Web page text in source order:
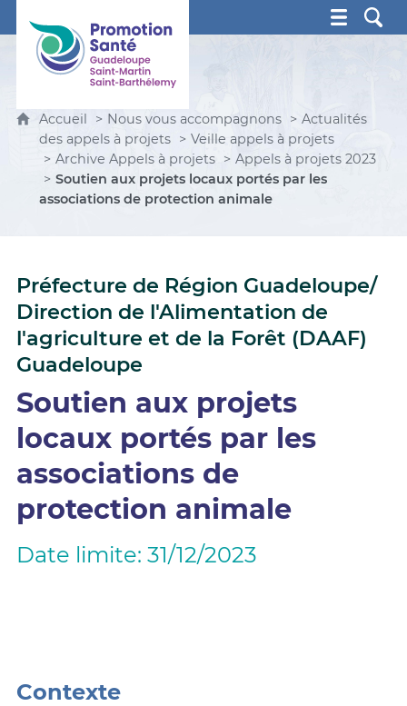
Promotion Santé Guadeloupe, Saint-Martin, Saint
Accueil Nous vous accompagnons
Actualités
des appels à projets
Veille appels à projets
Archive Appels à projets
Appels à projets 2023
Soutien aux projets locaux portés par les
associations de protection animale
Préfecture de Région Guadeloupe/
Direction de l'Alimentation de
l'agriculture et de la Forêt (DAAF)
Guadeloupe
Soutien aux projets
locaux portés par les
associations de
protection animale
Date limite: 31/12/2023
Contexte